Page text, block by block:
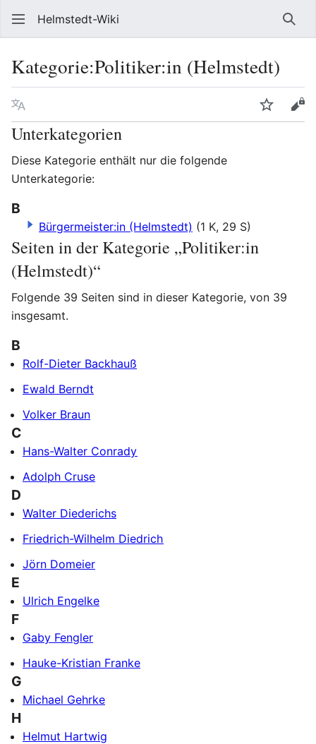
Helmstedt-Wiki
Kategorie:Politiker:in (Helmstedt)
Sprache
Unterkategorien
Diese Kategorie enthält nur die folgende
Unterkategorie:
B
Bürgermeister:in (Helmstedt) (1 K, 29 S)
Seiten in der Kategorie „Politiker:in
(Helmstedt)“
Folgende 39 Seiten sind in dieser Kategorie, von 39
insgesamt.
B
Rolf-Dieter Backhauß
Ewald Berndt
Volker Braun
C
Hans-Walter Conrady
Adolph Cruse
D
Walter Diederichs
Friedrich-Wilhelm Diedrich
Jörn Domeier
E
Ulrich Engelke
F
Gaby Fengler
Hauke-Kristian Franke
G
Michael Gehrke
H
Helmut Hartwig